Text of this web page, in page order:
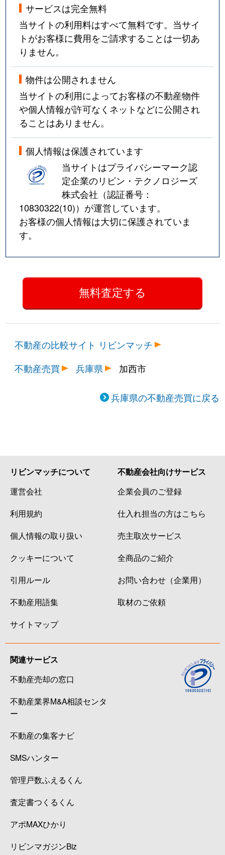
サービスは完全無料
当サイトの利用料はすべて無料です。当サイ
トがお客様に費用をご請求することは一切あ
りません。
物件は公開されません
当サイトの利用によってお客様の不動産物件
や個人情報が許可なくネットなどに公開され
ることはありません。
個人情報は保護されています
当サイトはプライバシーマーク認
定企業のリビン・テクノロジーズ
株式会社（認証番号：
10830322(10)）が運営しています。
お客様の個人情報は大切に保護されていま
す。
不動産の比較サイト リビンマッチ
不動産売買
兵庫県 加西市
兵庫県の不動産売買に戻る
リビンマッチについて
運営会社
利用規約
個人情報の取り扱い
クッキーについて
引用ルール
不動産用語集
サイトマップ
不動産会社向けサービス
企業会員のご登録
仕入れ担当の方はこちら
売主取次サービス
全商品のご紹介
お問い合わせ（企業用）
取材のご依頼
関連サービス
不動産売却の窓口
不動産業界M&A相談センタ
ー
不動産の集客ナビ
SMSハンター
管理戸数ふえるくん
査定書つくるくん
アポMAXひかり
リビンマガジンBiz